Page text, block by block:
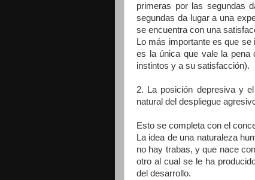
primeras por las segundas
segundas da lugar a una
se encuentra con una
Lo más importante es que
es la única que vale la pena
instintos y a su satisfacción).
2. La posición depresiva y
natural del despliegue
Esto se completa con el
La idea de una naturaleza
no hay trabas, y que nace
otro al cual se le ha
del desarrollo.